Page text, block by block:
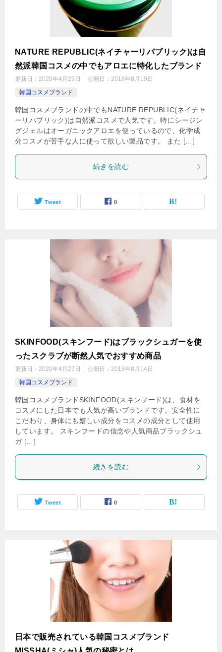
NATURE REPUBLIC(ネイチャーリパブリック)は自
然派韓国コスメの中でもアロエに特化したブランド
更新日： 2020年4月29日 公開日： 2018年8月19日
韓国コスメブランド
韓国コスメブランドの中でもNATURE REPUBLIC(ネイチャ
ーリパブリック)は自然派コスメで人気です。特にシージン
グジェルはオーガニックアロエを使っているので、化学成
分コスメが苦手な人に使って欲しい製品です。 また […]
続きを読む
Tweet 0
SKINFOOD(スキンフード)はブラックシュガーを使
ったスクラブが断然人気でおすすめ商品
更新日： 2020年4月27日 公開日： 2018年8月14日
韓国コスメブランド
韓国コスメブランドSKINFOOD(スキンフード)は、食材を
コスメにした日本でも人気が高いブランドです。安全性に
こだわり、身体にも嬉しい成分をコスメの成分として使用
しています。 スキンフードの信念や人気商品ブラックシュ
ガ […]
続きを読む
Tweet 0
日本で販売されている韓国コスメブランド